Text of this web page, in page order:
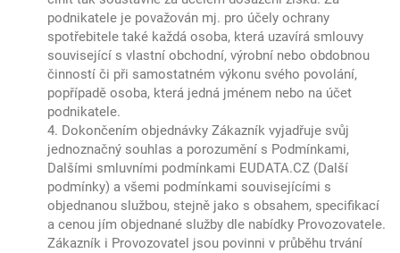
podnikatele je považován mj. pro účely ochrany
spotřebitele také každá osoba, která uzavírá smlouvy
související s vlastní obchodní, výrobní nebo obdobnou
činností či při samostatném výkonu svého povolání,
popřípadě osoba, která jedná jménem nebo na účet
podnikatele.
4. Dokončením objednávky Zákazník vyjadřuje svůj
jednoznačný souhlas a porozumění s Podmínkami,
Dalšími smluvními podmínkami EUDATA.CZ (Další
podmínky) a všemi podmínkami souvisejícími s
objednanou službou, stejně jako s obsahem, specifikací
a cenou jím objednané služby dle nabídky Provozovatele.
Zákazník i Provozovatel jsou povinni v průběhu trvání